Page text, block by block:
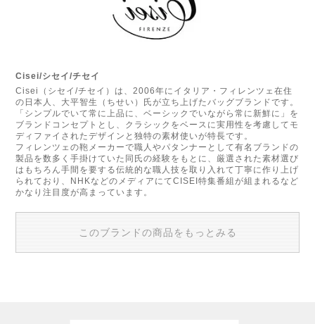
Cisei/シセイ/チセイ
Cisei（シセイ/チセイ）は、2006年にイタリア・フィレンツェ在住
の日本人、大平智生（ちせい）氏が立ち上げたバッグブランドです。
「シンプルでいて常に上品に、ベーシックでいながら常に新鮮に」を
ブランドコンセプトとし、クラシックをベースに実用性を考慮してモ
ディファイされたデザインと独特の素材使いが特長です。
フィレンツェの鞄メーカーで職人やパタンナーとして有名ブランドの
製品を数多く手掛けていた同氏の経験をもとに、厳選された素材選び
はもちろん手間を要する伝統的な職人技を取り入れて丁寧に作り上げ
られており、NHKなどのメディアにてCISEI特集番組が組まれるなど
かなり注目度が高まっています。
このブランドの商品をもっとみる